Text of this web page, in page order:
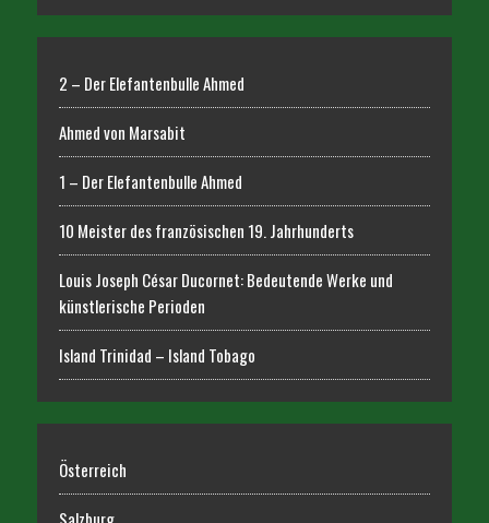
2 – Der Elefantenbulle Ahmed
Ahmed von Marsabit
1 – Der Elefantenbulle Ahmed
10 Meister des französischen 19. Jahrhunderts
Louis Joseph César Ducornet: Bedeutende Werke und
künstlerische Perioden
Island Trinidad – Island Tobago
Österreich